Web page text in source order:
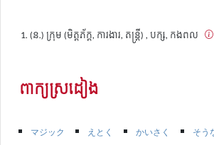
(ន.) ក្រុម (មិត្តភ័ក្ត, ការងារ, តន្ត្រី) , បក្ស, កងពល
ពាក្យស្រដៀង
マジック えとく かいさく そう